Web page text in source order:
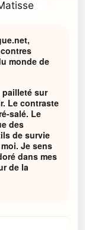
monde de
sur
Le contraste
salé. Le
des
de survie
Je sens
dans mes
de la